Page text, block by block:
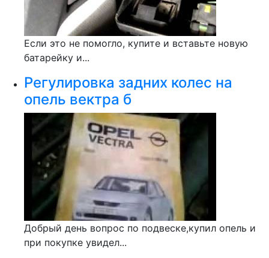
Если это не помогло, купите и вставьте новую
батарейку и...
Регулировка задних колес на
опель вектра б
Добрый день вопрос по подвеске,купил опель и
при покупке увидел...